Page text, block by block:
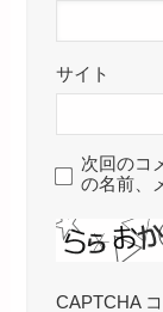
サイト
次回のコ
の名前、
CAPTCHA